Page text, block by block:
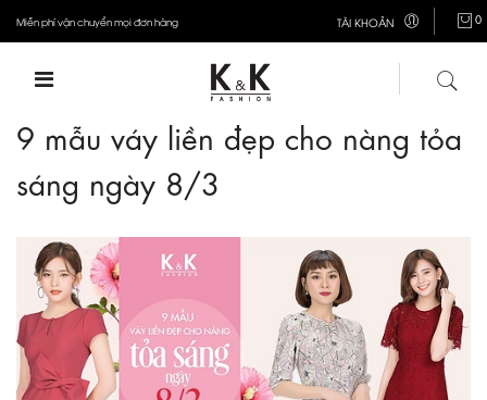
Miễn phí vận chuyển mọi đơn hàng TÀI KHOẢN 0
9 mẫu váy liền đẹp cho nàng tỏa
sáng ngày 8/3